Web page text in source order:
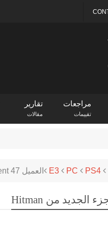
مراجعات
تقييمات
تقارير
مقالات
E3 PC PS4 العميل Agent 47 عائد في الجزء الجديد من Hitman